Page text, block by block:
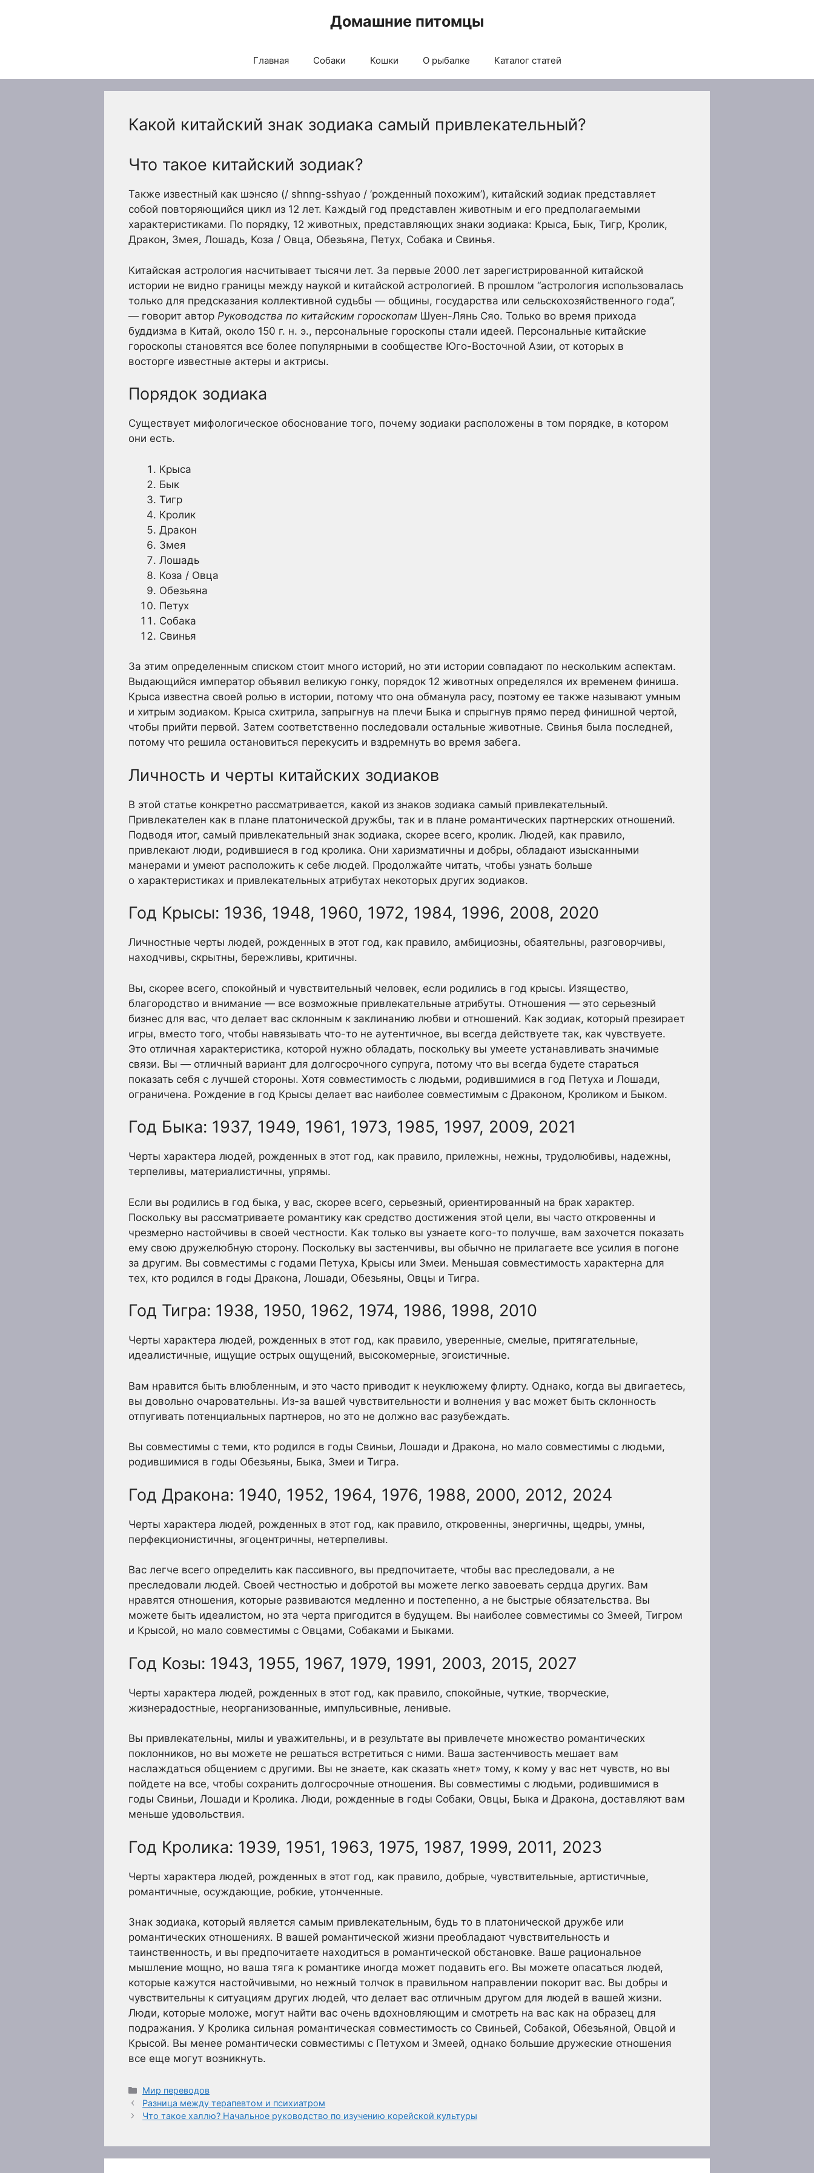
Домашние питомцы
Главная Собаки Кошки О рыбалке Каталог статей
Какой китайский знак зодиака самый привлекательный?
Что такое китайский зодиак?
Также известный как шэнсяо (/ shnng-sshyao / ’рожденный похожим’), китайский зодиак представляет
собой повторяющийся цикл из 12 лет. Каждый год представлен животным и его предполагаемыми
характеристиками. По порядку, 12 животных, представляющих знаки зодиака: Крыса, Бык, Тигр, Кролик,
Дракон, Змея, Лошадь, Коза / Овца, Обезьяна, Петух, Собака и Свинья.
Китайская астрология насчитывает тысячи лет. За первые 2000 лет зарегистрированной китайской
истории не видно границы между наукой и китайской астрологией. В прошлом “астрология использовалась
только для предсказания коллективной судьбы — общины, государства или сельскохозяйственного года”,
— говорит автор Руководства по китайским гороскопам Шуен-Лянь Сяо. Только во время прихода
буддизма в Китай, около 150 г. н. э., персональные гороскопы стали идеей. Персональные китайские
гороскопы становятся все более популярными в сообществе Юго-Восточной Азии, от которых в
восторге известные актеры и актрисы.
Порядок зодиака
Существует мифологическое обоснование того, почему зодиаки расположены в том порядке, в котором
они есть.
Крыса
Бык
Тигр
Кролик
Дракон
Змея
Лошадь
Коза / Овца
Обезьяна
Петух
Собака
Свинья
За этим определенным списком стоит много историй, но эти истории совпадают по нескольким аспектам.
Выдающийся император объявил великую гонку, порядок 12 животных определялся их временем финиша.
Крыса известна своей ролью в истории, потому что она обманула расу, поэтому ее также называют умным
и хитрым зодиаком. Крыса схитрила, запрыгнув на плечи Быка и спрыгнув прямо перед финишной чертой,
чтобы прийти первой. Затем соответственно последовали остальные животные. Свинья была последней,
потому что решила остановиться перекусить и вздремнуть во время забега.
Личность и черты китайских зодиаков
В этой статье конкретно рассматривается, какой из знаков зодиака самый привлекательный.
Привлекателен как в плане платонической дружбы, так и в плане романтических партнерских отношений.
Подводя итог, самый привлекательный знак зодиака, скорее всего, кролик. Людей, как правило,
привлекают люди, родившиеся в год кролика. Они харизматичны и добры, обладают изысканными
манерами и умеют расположить к себе людей. Продолжайте читать, чтобы узнать больше
о характеристиках и привлекательных атрибутах некоторых других зодиаков.
Год Крысы: 1936, 1948, 1960, 1972, 1984, 1996, 2008, 2020
Личностные черты людей, рожденных в этот год, как правило, амбициозны, обаятельны, разговорчивы,
находчивы, скрытны, бережливы, критичны.
Вы, скорее всего, спокойный и чувствительный человек, если родились в год крысы. Изящество,
благородство и внимание — все возможные привлекательные атрибуты. Отношения — это серьезный
бизнес для вас, что делает вас склонным к заклинанию любви и отношений. Как зодиак, который презирает
игры, вместо того, чтобы навязывать что-то не аутентичное, вы всегда действуете так, как чувствуете.
Это отличная характеристика, которой нужно обладать, поскольку вы умеете устанавливать значимые
связи. Вы — отличный вариант для долгосрочного супруга, потому что вы всегда будете стараться
показать себя с лучшей стороны. Хотя совместимость с людьми, родившимися в год Петуха и Лошади,
ограничена. Рождение в год Крысы делает вас наиболее совместимым с Драконом, Кроликом и Быком.
Год Быка: 1937, 1949, 1961, 1973, 1985, 1997, 2009, 2021
Черты характера людей, рожденных в этот год, как правило, прилежны, нежны, трудолюбивы, надежны,
терпеливы, материалистичны, упрямы.
Если вы родились в год быка, у вас, скорее всего, серьезный, ориентированный на брак характер.
Поскольку вы рассматриваете романтику как средство достижения этой цели, вы часто откровенны и
чрезмерно настойчивы в своей честности. Как только вы узнаете кого-то получше, вам захочется показать
ему свою дружелюбную сторону. Поскольку вы застенчивы, вы обычно не прилагаете все усилия в погоне
за другим. Вы совместимы с годами Петуха, Крысы или Змеи. Меньшая совместимость характерна для
тех, кто родился в годы Дракона, Лошади, Обезьяны, Овцы и Тигра.
Год Тигра: 1938, 1950, 1962, 1974, 1986, 1998, 2010
Черты характера людей, рожденных в этот год, как правило, уверенные, смелые, притягательные,
идеалистичные, ищущие острых ощущений, высокомерные, эгоистичные.
Вам нравится быть влюбленным, и это часто приводит к неуклюжему флирту. Однако, когда вы двигаетесь,
вы довольно очаровательны. Из-за вашей чувствительности и волнения у вас может быть склонность
отпугивать потенциальных партнеров, но это не должно вас разубеждать.
Вы совместимы с теми, кто родился в годы Свиньи, Лошади и Дракона, но мало совместимы с людьми,
родившимися в годы Обезьяны, Быка, Змеи и Тигра.
Год Дракона: 1940, 1952, 1964, 1976, 1988, 2000, 2012, 2024
Черты характера людей, рожденных в этот год, как правило, откровенны, энергичны, щедры, умны,
перфекционистичны, эгоцентричны, нетерпеливы.
Вас легче всего определить как пассивного, вы предпочитаете, чтобы вас преследовали, а не
преследовали людей. Своей честностью и добротой вы можете легко завоевать сердца других. Вам
нравятся отношения, которые развиваются медленно и постепенно, а не быстрые обязательства. Вы
можете быть идеалистом, но эта черта пригодится в будущем. Вы наиболее совместимы со Змеей, Тигром
и Крысой, но мало совместимы с Овцами, Собаками и Быками.
Год Козы: 1943, 1955, 1967, 1979, 1991, 2003, 2015, 2027
Черты характера людей, рожденных в этот год, как правило, спокойные, чуткие, творческие,
жизнерадостные, неорганизованные, импульсивные, ленивые.
Вы привлекательны, милы и уважительны, и в результате вы привлечете множество романтических
поклонников, но вы можете не решаться встретиться с ними. Ваша застенчивость мешает вам
наслаждаться общением с другими. Вы не знаете, как сказать «нет» тому, к кому у вас нет чувств, но вы
пойдете на все, чтобы сохранить долгосрочные отношения. Вы совместимы с людьми, родившимися в
годы Свиньи, Лошади и Кролика. Люди, рожденные в годы Собаки, Овцы, Быка и Дракона, доставляют вам
меньше удовольствия.
Год Кролика: 1939, 1951, 1963, 1975, 1987, 1999, 2011, 2023
Черты характера людей, рожденных в этот год, как правило, добрые, чувствительные, артистичные,
романтичные, осуждающие, робкие, утонченные.
Знак зодиака, который является самым привлекательным, будь то в платонической дружбе или
романтических отношениях. В вашей романтической жизни преобладают чувствительность и
таинственность, и вы предпочитаете находиться в романтической обстановке. Ваше рациональное
мышление мощно, но ваша тяга к романтике иногда может подавить его. Вы можете опасаться людей,
которые кажутся настойчивыми, но нежный толчок в правильном направлении покорит вас. Вы добры и
чувствительны к ситуациям других людей, что делает вас отличным другом для людей в вашей жизни.
Люди, которые моложе, могут найти вас очень вдохновляющим и смотреть на вас как на образец для
подражания. У Кролика сильная романтическая совместимость со Свиньей, Собакой, Обезьяной, Овцой и
Крысой. Вы менее романтически совместимы с Петухом и Змеей, однако большие дружеские отношения
все еще могут возникнуть.
Рубрики
Мир переводов
Разница между терапевтом и психиатром
Что такое халлю? Начальное руководство по изучению корейской культуры